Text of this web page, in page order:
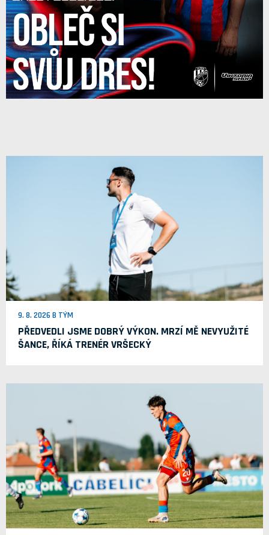
9. 8. 2026 B TÝM
PŘEDVEDLI JSME DOBRÝ VÝKON. MRZÍ MĚ NEVYUŽITÉ
ŠANCE, ŘÍKÁ TRENÉR VRŠECKÝ